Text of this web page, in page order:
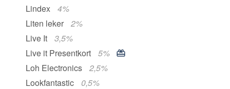
Lindex
4%
Liten leker
2%
Live It
3,5%
Live it Presentkort
5%
Loh Electronics
2,5%
Lookfantastic
0,5%